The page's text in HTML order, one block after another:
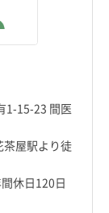
1-15-23 間医
茶屋駅より徒
休日120日